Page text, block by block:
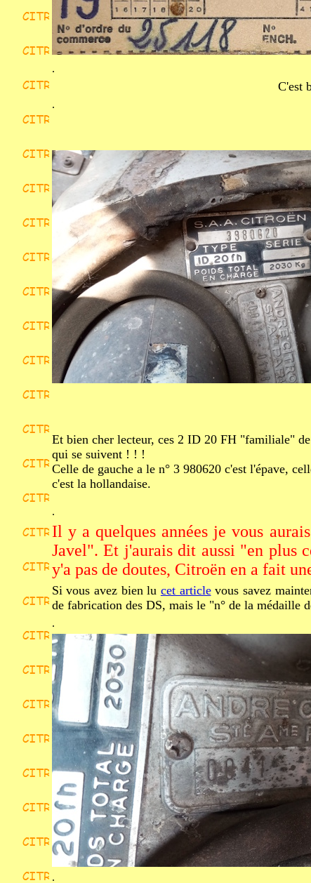
.
C'est
.
Et bien cher lecteur, ces 2 ID 20 FH "familiale" de
qui se suivent ! ! !
Celle de gauche a le n° 3 980620 c'est l'épave,
c'est la hollandaise.
.
Il y a quelques années je vous
Javel". Et j'aurais dit aussi "en plus
y'a pas de doutes, Citroën en a fait
Si vous avez bien lu cet articlevous savez
de fabrication des DS, mais le "n° de la médaille
.
.